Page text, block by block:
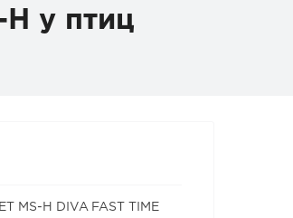
у птиц
MS-H DIVA FAST TIME